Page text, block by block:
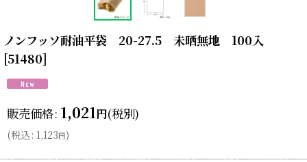
ノンフッソ耐油平袋 20-27.5 未晒無地 100入
[51480]
販売価格: 1,021円(税別)
(税込: 1,123円)